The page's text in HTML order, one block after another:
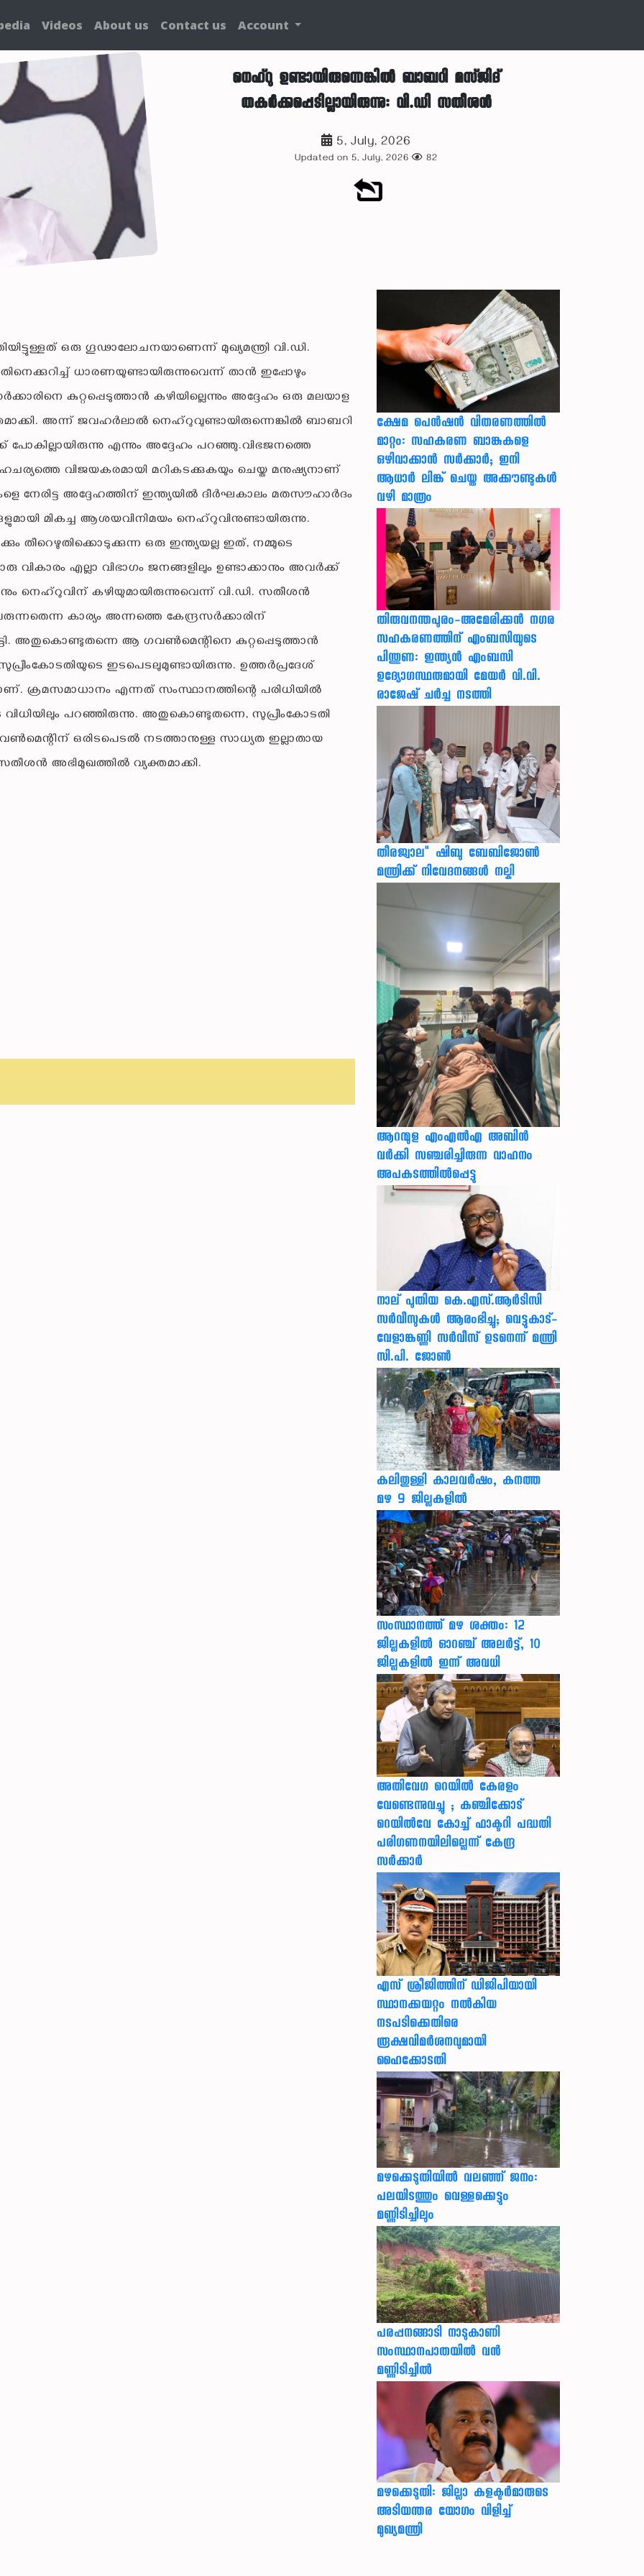
Videos About us Contact us Account
നെഹ്‌റു ഉണ്ടായിരുന്നെങ്കിൽ ബാബറി മസ്ജിദ്
തകർക്കപ്പെടില്ലായിരുന്നു: വി.ഡി സതീശൻ
5, July, 2026
Updated on 5, July, 2026 82
ഒരു ഗൂഢാലോചനയാണെന്ന് മുഖ്യമന്ത്രി വി.ഡി.
ധാരണയുണ്ടായിരുന്നുവെന്ന് താൻ ഇപ്പോഴും
കുറ്റപ്പെടുത്താൻ കഴിയില്ലെന്നും അദ്ദേഹം ഒരു മലയാള
അന്ന് ജവഹർലാൽ നെഹ്റുവുണ്ടായിരുന്നെങ്കിൽ ബാബറി
പോകില്ലായിരുന്നു എന്നും അദ്ദേഹം പറഞ്ഞു.വിഭജനത്തെ
വിജയകരമായി മറികടക്കുകയും ചെയ്ത മനുഷ്യനാണ്
നേരിട്ട അദ്ദേഹത്തിന് ഇന്ത്യയിൽ ദീർഘകാലം മതസൗഹാർദം
മികച്ച ആശയവിനിമയം നെഹ്‌റുവിനുണ്ടായിരുന്നു.
തീറെഴുതിക്കൊടുക്കുന്ന ഒരു ഇന്ത്യയല്ല ഇത്, നമ്മുടെ
എല്ലാ വിഭാഗം ജനങ്ങളിലും ഉണ്ടാക്കാനും അവർക്ക്
നെഹ്‌റുവിന് കഴിയുമായിരുന്നുവെന്ന് വി.ഡി. സതീശൻ
കാര്യം അന്നത്തെ കേന്ദ്രസർക്കാരിന്
അതുകൊണ്ടുതന്നെ ആ ഗവൺമെന്റിനെ കുറ്റപ്പെടുത്താൻ
ഇടപെടലുമുണ്ടായിരുന്നു. ഉത്തർപ്രദേശ്
ക്രമസമാധാനം എന്നത് സംസ്ഥാനത്തിന്റെ പരിധിയിൽ
പറഞ്ഞിരുന്നു. അതുകൊണ്ടുതന്നെ, സുപ്രീംകോടതി
ഒരിടപെടൽ നടത്താനുള്ള സാധ്യത ഇല്ലാതായ
അഭിമുഖത്തിൽ വ്യക്തമാക്കി.
ക്ഷേമ പെൻഷൻ വിതരണത്തിൽ
മാറ്റം: സഹകരണ ബാങ്കുകളെ
ഒഴിവാക്കാൻ സർക്കാർ; ഇനി
ആധാർ ലിങ്ക് ചെയ്ത അക്കൗണ്ടുകൾ
വഴി മാത്രം
തിരുവനന്തപുരം-അമേരിക്കന്‍ നഗര
സഹകരണത്തിന് എംബസിയുടെ
പിന്തുണ: ഇന്ത്യന്‍ എംബസി
ഉദ്യോഗസ്ഥരുമായി മേയര്‍ വി.വി.
രാജേഷ് ചര്‍ച്ച നടത്തി
തീരജ്വാല" ഷിബു ബേബിജോൺ
മന്ത്രിക്ക് നിവേദനങ്ങള്‍ നല്കി
ആറന്മുള എംഎൽഎ അബിൻ
വർക്കി സഞ്ചരിച്ചിരുന്ന വാഹനം
അപകടത്തിൽപ്പെട്ടു
നാല് പുതിയ കെ.എസ്.ആർടിസി
സർവീസുകൾ ആരംഭിച്ചു; വെട്ടുകാട്-
വേളാങ്കണ്ണി സർവീസ് ഉടനെന്ന് മന്ത്രി
സി.പി. ജോൺ
കലിതുള്ളി കാലവർഷം, കനത്ത
മഴ 9 ജില്ലകളിൽ
സംസ്ഥാനത്ത് മഴ ശക്തം: 12
ജില്ലകളിൽ ഓറഞ്ച് അലർട്ട്, 10
ജില്ലകളിൽ ഇന്ന് അവധി
അതിവേഗ റെയിൽ കേരളം
വേണ്ടെന്നുവച്ചു ; കഞ്ചിക്കോട്
റെയിൽവേ കോച്ച് ഫാക്ടറി പദ്ധതി
പരിഗണനയിലില്ലെന്ന് കേന്ദ്ര
സർക്കാർ
എസ് ശ്രീജിത്തിന് ഡിജിപിയായി
സ്ഥാനക്കയറ്റം നൽകിയ
നടപടിക്കെതിരെ
രൂക്ഷവിമർശനവുമായി
ഹൈക്കോടതി
മഴക്കെടുതിയിൽ വലഞ്ഞ് ജനം:
പലയിടത്തും വെള്ളക്കെട്ടും
മണ്ണിടിച്ചിലും
പരപ്പനങ്ങാടി നാടുകാണി
സംസ്ഥാനപാതയില്‍ വന്‍
മണ്ണിടിച്ചില്‍
മഴക്കെടുതി: ജില്ലാ കളക്ടർമാരുടെ
അടിയന്തര യോഗം വിളിച്ച്
മുഖ്യമന്ത്രി